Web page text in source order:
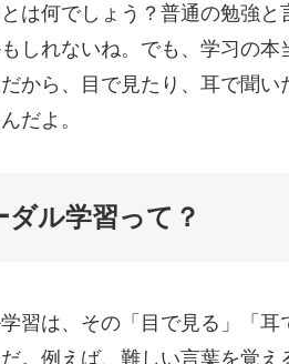
は何でしょう？普通の勉強
しれないね。でも、学习の
から、目で見たり、耳で聞
だよ。
ダル学習って？
習は、その「目で見る」「
。例えば、難しい言葉を覚